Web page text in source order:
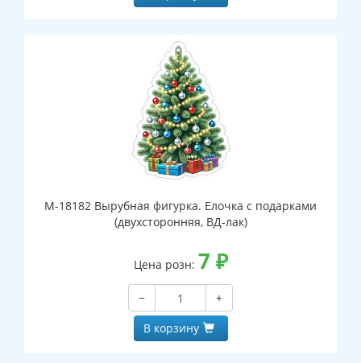
М-18182 Вырубная фигурка. Елочка с подарками
(двухсторонняя, ВД-лак)
Цена розн: 7 ₽
−
+
В корзину